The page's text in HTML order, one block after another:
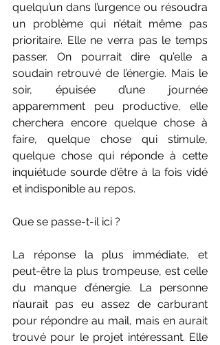
quelqu’un dans l’urgence ou résoudra
un problème qui n’était même pas
prioritaire. Elle ne verra pas le temps
passer. On pourrait dire qu’elle a
soudain retrouvé de l’énergie. Mais le
soir, épuisée d’une journée
apparemment peu productive, elle
cherchera encore quelque chose à
faire, quelque chose qui stimule,
quelque chose qui réponde à cette
inquiétude sourde d’être à la fois vidé
et indisponible au repos.
Que se passe-t-il ici ?
La réponse la plus immédiate, et
peut-être la plus trompeuse, est celle
du manque d’énergie. La personne
n’aurait pas eu assez de carburant
pour répondre au mail, mais en aurait
trouvé pour le projet intéressant. Elle